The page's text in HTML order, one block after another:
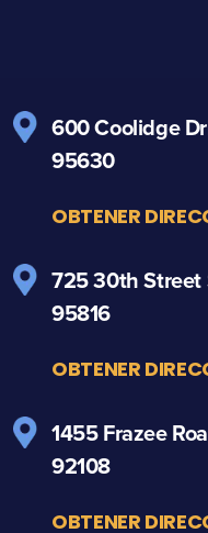
600 Coolidge
95630
OBTENER
725 30th Street
95816
OBTENER
1455 Frazee
92108
OBTENER